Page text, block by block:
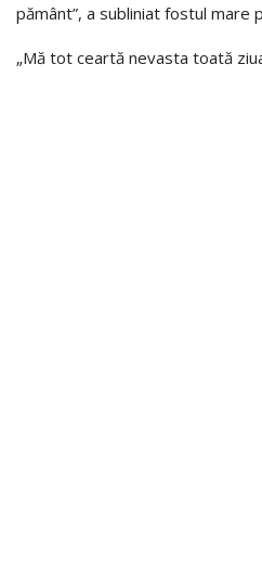
pământ”, a subliniat fostul mare
„Mă tot ceartă nevasta toată